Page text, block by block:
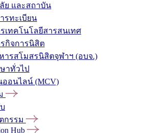
ย และสถาบัน
รทะเบียน
เทคโนโลยีสารสนเทศ
กิจการนิสิต
ารสโมสรนิสิตจุฬาฯ (อบจ.)
าทั่วไป
ออนไลน์ (MCV)
กรรม
Hub